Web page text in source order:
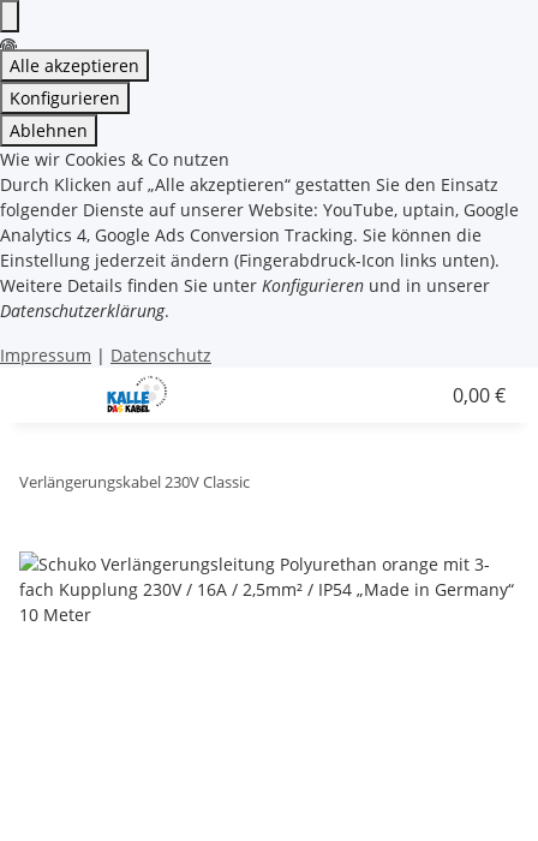
Alle akzeptieren
Konfigurieren
Ablehnen
Wie wir Cookies & Co nutzen
Durch Klicken auf „Alle akzeptieren“ gestatten Sie den Einsatz
folgender Dienste auf unserer Website: YouTube, uptain, Google
Analytics 4, Google Ads Conversion Tracking. Sie können die
Einstellung jederzeit ändern (Fingerabdruck-Icon links unten).
Weitere Details finden Sie unter Konfigurieren und in unserer
Datenschutzerklärung.
Impressum | Datenschutz
0,00 €
Verlängerungskabel 230V Classic